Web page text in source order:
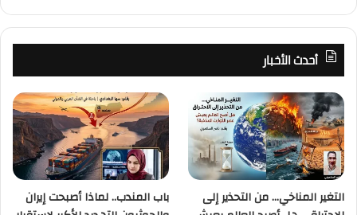
أحدث الأخبار
التغير المناخي… من التحذير إلى
باب المندب.. لماذا أصبحت إيران